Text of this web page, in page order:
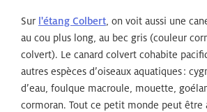
Sur l'étang Colbert , on voit aussi une
au cou plus long, au bec gris (couleur
colvert). Le canard colvert cohabite
autres espèces d’oiseaux aquatiques:
d’eau, foulque macroule, mouette,
cormoran. Tout ce petit monde peut être